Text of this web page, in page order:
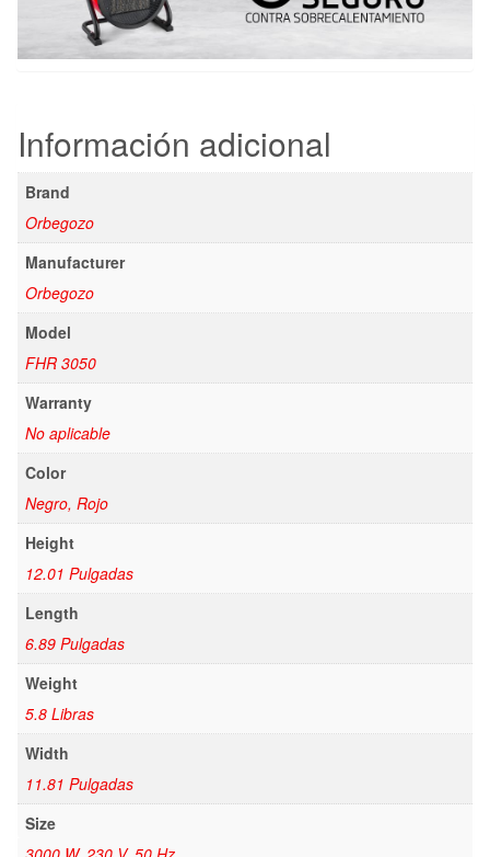
Información adicional
Brand
Orbegozo
Manufacturer
Orbegozo
Model
FHR 3050
Warranty
No aplicable
Color
Negro, Rojo
Height
12.01 Pulgadas
Length
6.89 Pulgadas
Weight
5.8 Libras
Width
11.81 Pulgadas
Size